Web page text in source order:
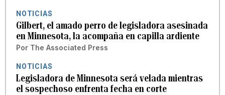
NOTICIAS
Gilbert, el amado perro de legisladora asesinada
en Minnesota, la acompaña en capilla ardiente
Por The Associated Press
NOTICIAS
Legisladora de Minnesota será velada mientras
el sospechoso enfrenta fecha en corte